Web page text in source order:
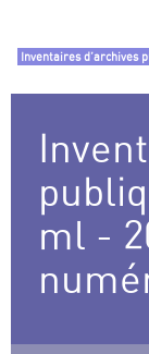
Inventaires d’archives
ml -